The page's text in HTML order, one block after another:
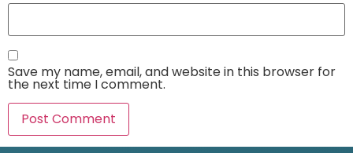
Save my name, email, and website in this browser for
the next time I comment.